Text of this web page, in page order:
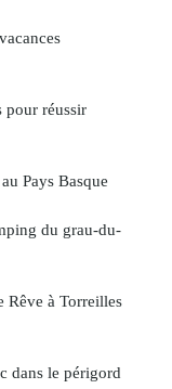
pour réussir
Pays Basque
du grau-du-
Rêve à Torreilles
dans le périgord